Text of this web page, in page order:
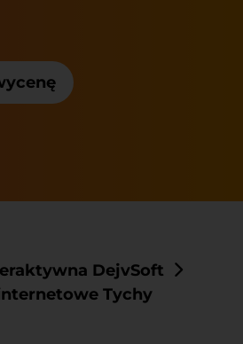
DejvSoft
Tychy